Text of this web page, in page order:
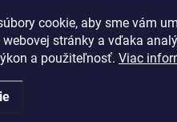
cookie, aby sme vám
stránky a vďaka
a použiteľnosť. Viac